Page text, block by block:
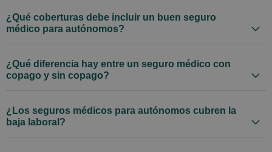
¿Qué coberturas debe incluir un buen seguro
médico para autónomos?
¿Qué diferencia hay entre un seguro médico con
copago y sin copago?
¿Los seguros médicos para autónomos cubren la
baja laboral?